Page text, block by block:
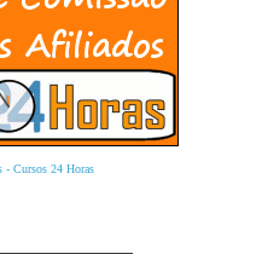
- Cursos 24 Horas